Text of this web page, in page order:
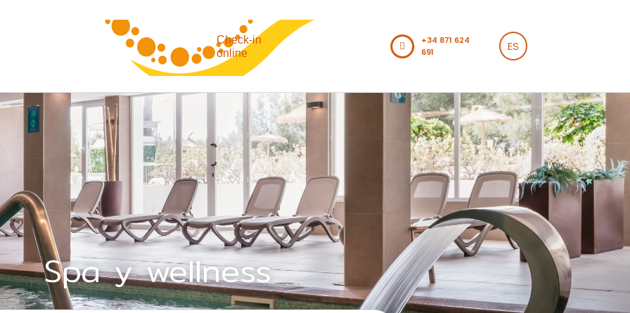
Check-in
online
+34 871 624
691
ES
Spa y wellness